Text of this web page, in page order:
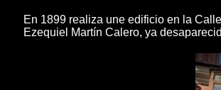
En 1899 realiza une edificio en la
Ezequiel Martín Calero, ya